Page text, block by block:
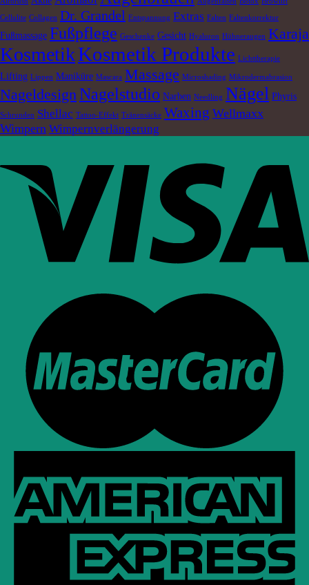
Cellulite Collagen Dr. Grandel Entspannung Extras Falten Faltenkorrektur
Fußmassage Fußpflege Geschenke Gesicht Hyaluron Hühneraugen Karaja
KosmetikKosmetik Produkte Lichttherapie
Lifting Lippen Maniküre Mascara Massage Microshading Mikrodermabrasion
NageldesignNagelstudio Narben Needling Nägel Phyris
Schrunden Shellac Tattoo-Effekt Tränensäcke Waxing Wellmaxx
Wimpern Wimpernverlängerung